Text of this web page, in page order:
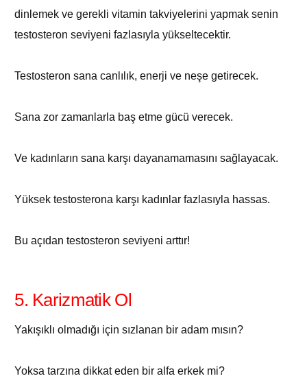
dinlemek ve gerekli vitamin takviyelerini yapmak senin
testosteron seviyeni fazlasıyla yükseltecektir.
Testosteron sana canlılık, enerji ve neşe getirecek.
Sana zor zamanlarla baş etme gücü verecek.
Ve kadınların sana karşı dayanamamasını sağlayacak.
Yüksek testosterona karşı kadınlar fazlasıyla hassas.
Bu açıdan testosteron seviyeni arttır!
5. Karizmatik Ol
Yakışıklı olmadığı için sızlanan bir adam mısın?
Yoksa tarzına dikkat eden bir alfa erkek mi?